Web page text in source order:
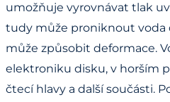
umožňuje vyrovnávat tlak
tudy může proniknout voda
může způsobit deformace.
elektroniku disku, v horším
čtecí hlavy a další součásti.